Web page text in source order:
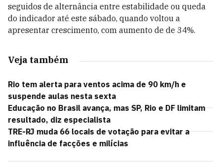
seguidos de alternância entre estabilidade ou queda
do indicador até este sábado, quando voltou a
apresentar crescimento, com aumento de de 34%.
Veja também
Rio tem alerta para ventos acima de 90 km/h e
suspende aulas nesta sexta
Educação no Brasil avança, mas SP, Rio e DF limitam
resultado, diz especialista
TRE-RJ muda 66 locais de votação para evitar a
influência de facções e milícias